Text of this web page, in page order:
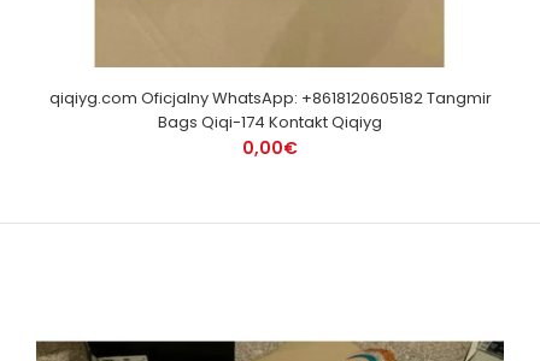
qiqiyg.com Oficjalny WhatsApp: +8618120605182 Tangmir
Bags Qiqi-174 Kontakt Qiqiyg
0,00€